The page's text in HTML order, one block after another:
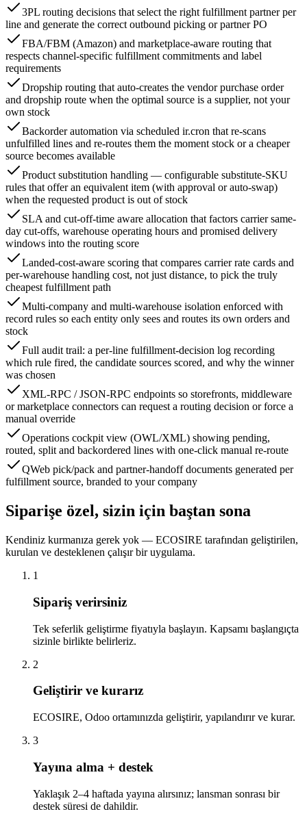
3PL routing decisions that select the right fulfillment partner per
line and generate the correct outbound picking or partner PO
FBA/FBM (Amazon) and marketplace-aware routing that
respects channel-specific fulfillment commitments and label
requirements
Dropship routing that auto-creates the vendor purchase order
and dropship route when the optimal source is a supplier, not your
own stock
Backorder automation via scheduled ir.cron that re-scans
unfulfilled lines and re-routes them the moment stock or a cheaper
source becomes available
Product substitution handling — configurable substitute-SKU
rules that offer an equivalent item (with approval or auto-swap)
when the requested product is out of stock
SLA and cut-off-time aware allocation that factors carrier same-
day cut-offs, warehouse operating hours and promised delivery
windows into the routing score
Landed-cost-aware scoring that compares carrier rate cards and
per-warehouse handling cost, not just distance, to pick the truly
cheapest fulfillment path
Multi-company and multi-warehouse isolation enforced with
record rules so each entity only sees and routes its own orders and
stock
Full audit trail: a per-line fulfillment-decision log recording
which rule fired, the candidate sources scored, and why the winner
was chosen
XML-RPC / JSON-RPC endpoints so storefronts, middleware
or marketplace connectors can request a routing decision or force a
manual override
Operations cockpit view (OWL/XML) showing pending,
routed, split and backordered lines with one-click manual re-route
QWeb pick/pack and partner-handoff documents generated per
fulfillment source, branded to your company
Siparişe özel, sizin için baştan sona
Kendiniz kurmanıza gerek yok — ECOSIRE tarafından geliştirilen,
kurulan ve desteklenen çalışır bir uygulama.
1
Sipariş verirsiniz
Tek seferlik geliştirme fiyatıyla başlayın. Kapsamı başlangıçta
sizinle birlikte belirleriz.
2
Geliştirir ve kurarız
ECOSIRE, Odoo ortamınızda geliştirir, yapılandırır ve kurar.
3
Yayına alma + destek
Yaklaşık 2–4 haftada yayına alırsınız; lansman sonrası bir
destek süresi de dahildir.